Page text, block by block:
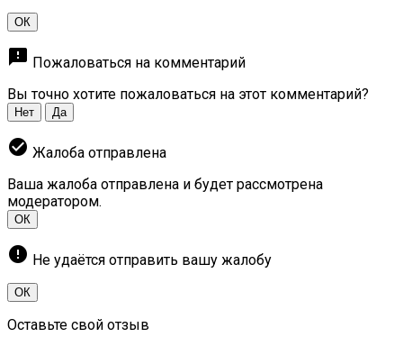
ОК
feedback Пожаловаться на комментарий
Вы точно хотите пожаловаться на этот комментарий?
Нет Да
check_circle Жалоба отправлена
Ваша жалоба отправлена и будет рассмотрена
модератором.
ОК
error Не удаётся отправить вашу жалобу
ОК
Оставьте свой отзыв